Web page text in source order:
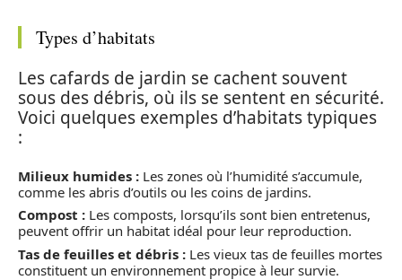
Types d’habitats
Les cafards de jardin se cachent souvent
sous des débris, où ils se sentent en sécurité.
Voici quelques exemples d’habitats typiques
:
Milieux humides : Les zones où l’humidité s’accumule,
comme les abris d’outils ou les coins de jardins.
Compost : Les composts, lorsqu’ils sont bien entretenus,
peuvent offrir un habitat idéal pour leur reproduction.
Tas de feuilles et débris : Les vieux tas de feuilles mortes
constituent un environnement propice à leur survie.